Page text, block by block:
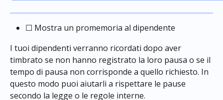
☐ Mostra un promemoria al dipendente
I tuoi dipendenti verranno ricordati dopo aver
timbrato se non hanno registrato la loro pausa o se il
tempo di pausa non corrisponde a quello richiesto. In
questo modo puoi aiutarli a rispettare le pause
secondo la legge o le regole interne.